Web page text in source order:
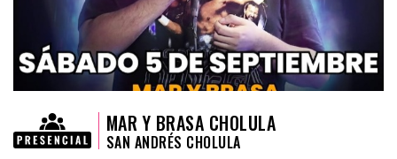
MAR Y BRASA CHOLULA
SAN ANDRÉS CHOLULA